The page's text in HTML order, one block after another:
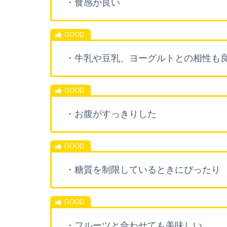
・食感が良い
・牛乳や豆乳、ヨーグルトとの相性も
・お腹がすっきりした
・糖質を制限しているときにぴったり